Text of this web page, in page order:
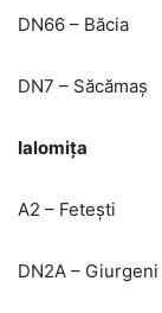
DN66 – Băcia
DN7 – Săcămaș
Ialomița
A2 – Fetești
DN2A – Giurgeni